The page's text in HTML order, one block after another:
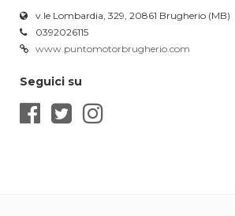
v.le Lombardia, 329, 20861 Brugherio (MB)
0392026115
www.puntomotorbrugherio.com
Seguici su